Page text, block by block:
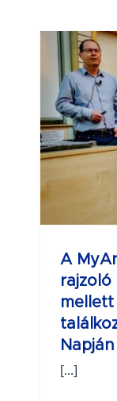
A
Napján
[...]